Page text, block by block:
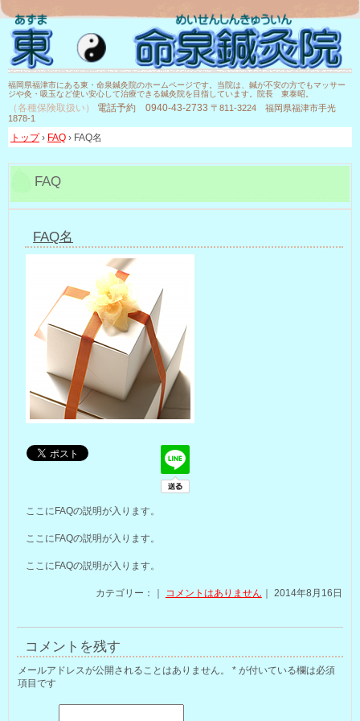
福岡県福津市にある東・命泉鍼灸院のホームページです。当院は、鍼が不安の方でもマッサー
ジや灸・吸玉など使い安心して治療できる鍼灸院を目指しています。院長 東泰昭。
（各種保険取扱い） 電話予約 0940-43-2733 〒811-3224 福岡県福津市手光
1878-1
トップ› FAQ › FAQ名
FAQ
FAQ名
ここにFAQの説明が入ります。
ここにFAQの説明が入ります。
ここにFAQの説明が入ります。
カテゴリー：｜ コメントはありません ｜ 2014年8月16日
コメントを残す
メールアドレスが公開されることはありません。 * が付いている欄は必須
項目です